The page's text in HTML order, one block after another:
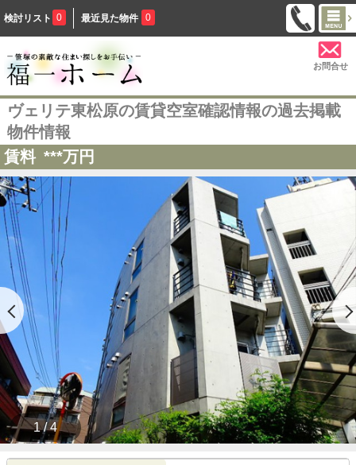
検討リスト 0 最近見た物件 0
お問合せ
ヴェリテ東松原の賃貸空室確認情報の過去掲載
物件情報
賃料 ***万円
1 / 4